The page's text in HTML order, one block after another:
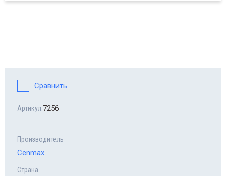
Сравнить
Артикул:7256
Производитель
Cenmax
Страна